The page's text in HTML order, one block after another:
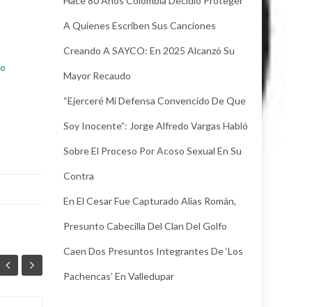
A Quienes Escriben Sus Canciones
Creando A SAYCO: En 2025 Alcanzó Su
Mayor Recaudo
“Ejerceré Mi Defensa Convencido De Que
Soy Inocente”: Jorge Alfredo Vargas Habló
Sobre El Proceso Por Acoso Sexual En Su
Contra
En El Cesar Fue Capturado Alias Román,
Presunto Cabecilla Del Clan Del Golfo
Caen Dos Presuntos Integrantes De ‘Los
Pachencas’ En Valledupar